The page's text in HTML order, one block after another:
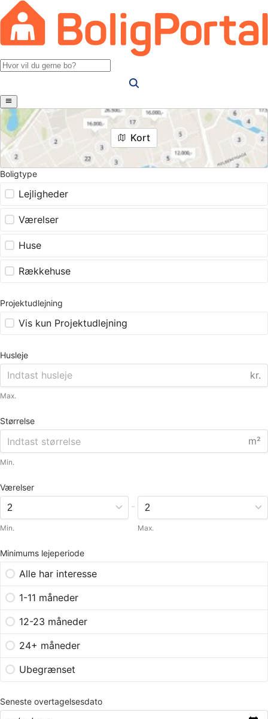
Kort
Boligtype
Lejligheder
Værelser
Huse
Rækkehuse
Projektudlejning
Vis kun Projektudlejning
Husleje
kr.
Max.
Størrelse
m²
Min.
Værelser
Min.
-
Max.
Minimums lejeperiode
Alle har interesse
1-11 måneder
12-23 måneder
24+ måneder
Ubegrænset
Seneste overtagelsesdato